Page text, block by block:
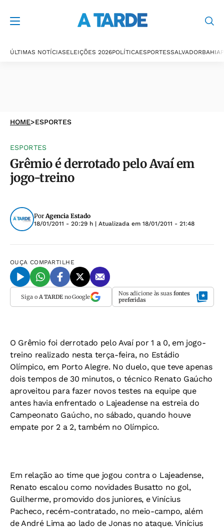
ÚLTIMAS NOTÍCIASELEIÇÕES 2026POLÍTICAESPORTESSALVADORBAHIA
HOME>ESPORTES
ESPORTES
Grêmio é derrotado pelo Avaí em
jogo-treino
PorAgencia Estado
18/01/2011 - 20:29 h | Atualizada em 18/01/2011 - 21:48
OUÇA COMPARTILHE
Siga o A TARDEno Google Nos adicione às suas fontes
preferidas
O Grêmio foi derrotado pelo Avaí por 1 a 0, em jogo-
treino realizado nesta terça-feira, no Estádio
Olímpico, em Porto Alegre. No duelo, que teve apenas
dois tempos de 30 minutos, o técnico Renato Gaúcho
aproveitou para fazer novos testes na equipe que
antes havia enfrentado o Lajeadense na estreia do
Campeonato Gaúcho, no sábado, quando houve
empate por 2 a 2, também no Olímpico.
Em relação ao time que jogou contra o Lajeadense,
Renato escalou como novidades Busatto no gol,
Guilherme, promovido dos juniores, e Vinícius
Pacheco, recém-contratado, no meio-campo, além
de André Lima ao lado de Jonas no ataque. Vinícius